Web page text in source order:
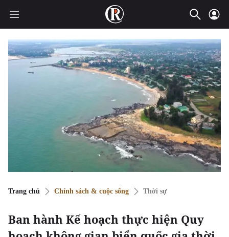
Trang chủ Chính sách & cuộc sống Thời sự
Ban hành Kế hoạch thực hiện Quy